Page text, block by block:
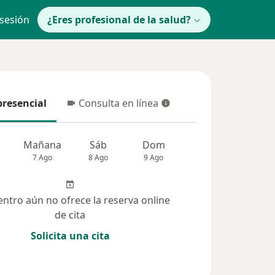
¿Eres profesional de la salud?
Consulta en línea
Consulta en línea
Mañana
7 Ago
Sáb
8 Ago
Dom
9 Ago
aún no ofrece la reserva online
de cita
Solicita una cita